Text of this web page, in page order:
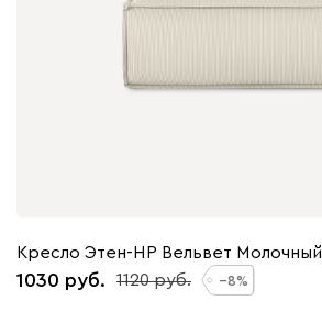
Кресло Этен-НР Вельвет Молочный
1030 1120 8